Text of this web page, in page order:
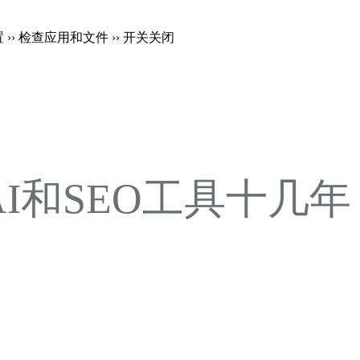
检查应用和文件 ›› 开关关闭
SEO工具十几年